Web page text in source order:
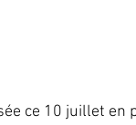
ce 10 juillet en